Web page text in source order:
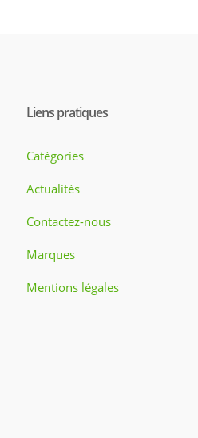
Liens pratiques
Catégories
Actualités
Contactez-nous
Marques
Mentions légales